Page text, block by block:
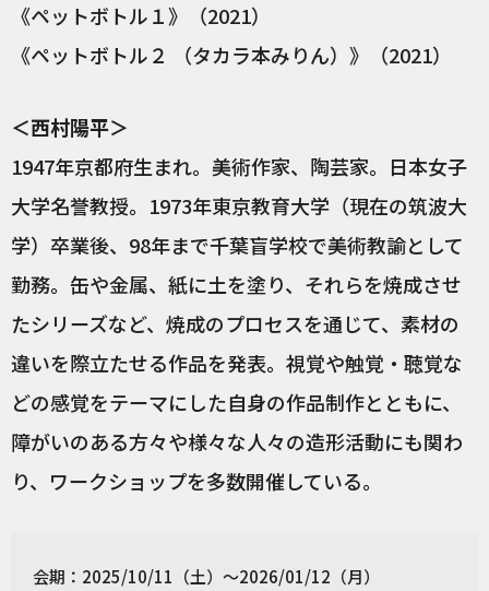
《ペットボトル１》（2021）
《ペットボトル２ （タカラ本みりん）》（2021）
＜西村陽平＞
1947年京都府生まれ。美術作家、陶芸家。日本女子
大学名誉教授。1973年東京教育大学（現在の筑波大
学）卒業後、98年まで千葉盲学校で美術教諭として
勤務。缶や金属、紙に土を塗り、それらを焼成させ
たシリーズなど、焼成のプロセスを通じて、素材の
違いを際立たせる作品を発表。視覚や触覚・聴覚な
どの感覚をテーマにした自身の作品制作とともに、
障がいのある方々や様々な人々の造形活動にも関わ
り、ワークショップを多数開催している。
会期：2025/10/11（土）～2026/01/12（月）